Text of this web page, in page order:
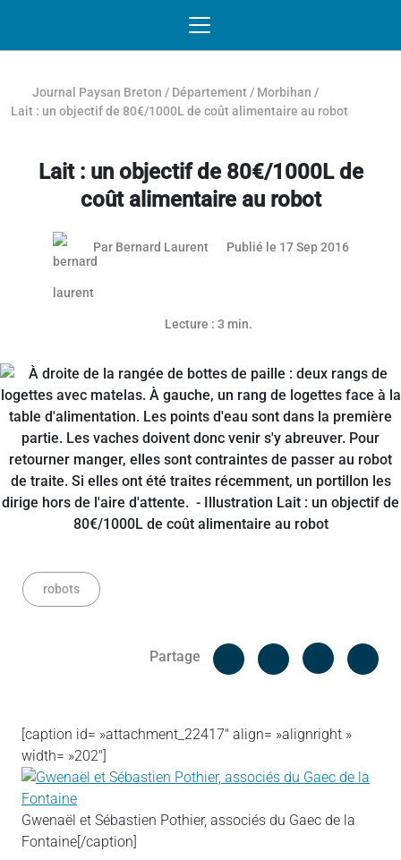
Journal Paysan Breton / Département / Morbihan /
Lait : un objectif de 80€/1000L de coût alimentaire au robot
Lait : un objectif de 80€/1000L de
coût alimentaire au robot
Par Bernard Laurent Publié le 17 Sep 201621
Lecture : 3 min.
robots
Partage
Facebook
[caption id= »attachment_22417″ align= »alignright »
width= »202″]
Gwenaël et Sébastien Pothier, associés du Gaec de la
Fontaine[/caption]